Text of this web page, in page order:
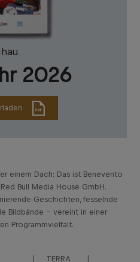
2026
einem Dach: Das ist Benevento
Bull Media House GmbH.
Geschichten, fesselnde
Bildbände – vereint in einer
Programmvielfalt.
TERRA